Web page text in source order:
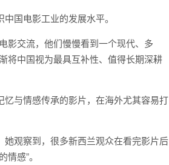
国电影工业的发展水平。
交流，他们慢慢看到一个现代、多
将中国视为最具互补性、值得长期深耕
与情感传承的影片，在海外尤其容易打
观察到，很多新西兰观众在看完影片后
感”。